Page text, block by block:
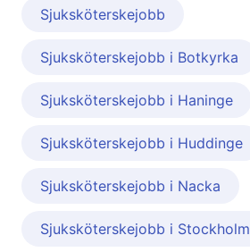
Sjuksköterskejobb
Sjuksköterskejobb i Botkyrka
Sjuksköterskejobb i Haninge
Sjuksköterskejobb i Huddinge
Sjuksköterskejobb i Nacka
Sjuksköterskejobb i Stockholm